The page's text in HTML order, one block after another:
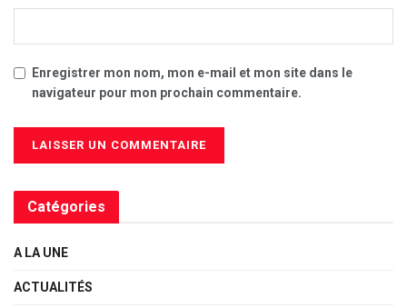
Enregistrer mon nom, mon e-mail et mon site dans le
navigateur pour mon prochain commentaire.
Catégories
A LA UNE
ACTUALITÉS